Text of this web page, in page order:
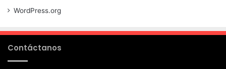
WordPress.org
Contáctanos